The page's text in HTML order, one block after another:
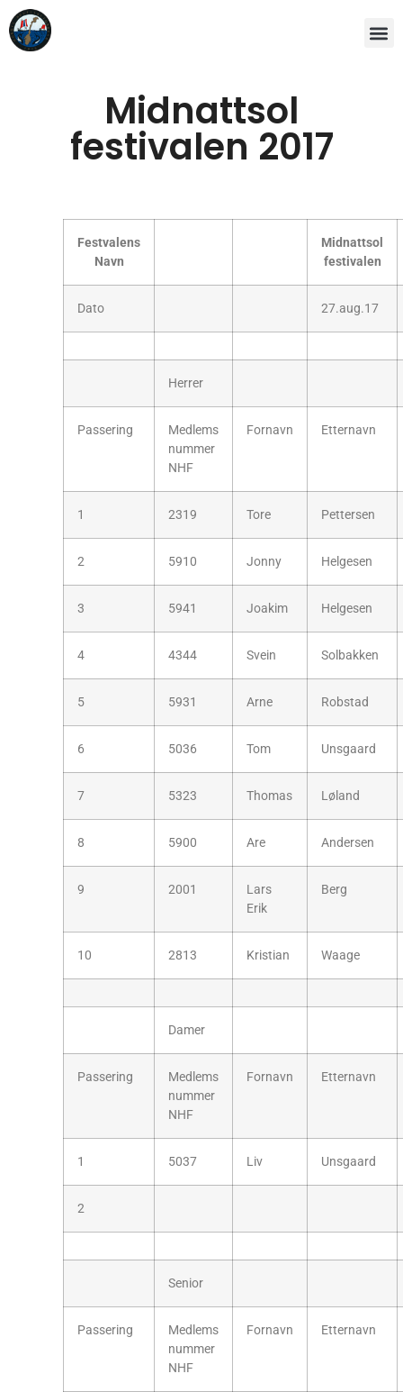
Midnattsol
festivalen 2017
Festvalens
Navn
Midnattsol
festivalen
Dato 27.aug.17
Herrer
Passering
Medlems
nummer
NHF
Fornavn Etternavn
1 2319 Tore Pettersen
2 5910 Jonny Helgesen
3 5941 Joakim Helgesen
4 4344 Svein Solbakken
5 5931 Arne Robstad
6 5036 Tom Unsgaard
7 5323 Thomas Løland
8 5900 Are Andersen
9 2001
Lars
Erik
Berg
10 2813 Kristian Waage
Damer
Passering
Medlems
nummer
NHF
Fornavn Etternavn
1 5037 Liv Unsgaard
2
Senior
Passering
Medlems
nummer
NHF
Fornavn Etternavn